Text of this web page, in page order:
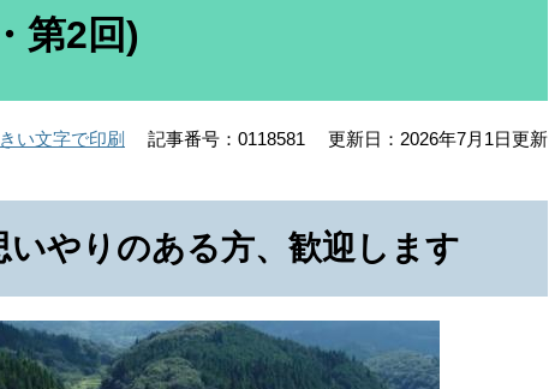
第2回)
い文字で印刷 記事番号：0118581 更新日：2026年7月1日更新
いやりのある方、歓迎します